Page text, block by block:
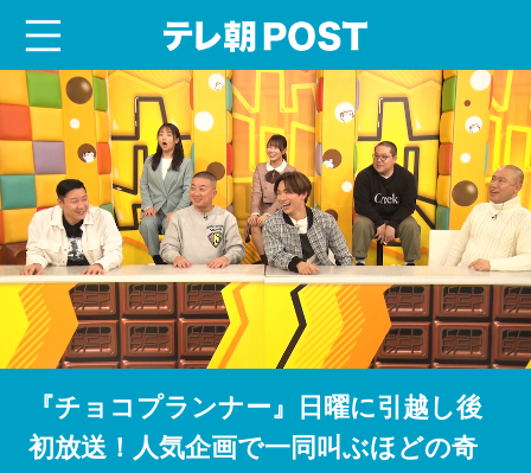
『チョコプランナー』日曜に引越し後
初放送！人気企画で一同叫ぶほどの奇